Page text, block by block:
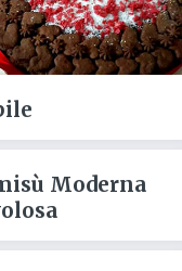
Moderna